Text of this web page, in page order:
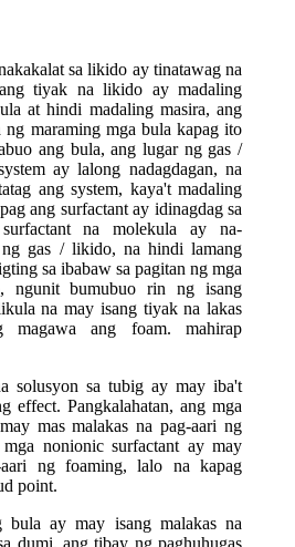
sa likido ay tinatawag na
tiyak na likido ay madaling
at hindi madaling masira, ang
maraming mga bula kapag ito
ang bula, ang lugar ng gas /
ay lalong nadagdagan, na
ang system, kaya't madaling
ang surfactant ay idinagdag sa
na molekula ay na-
ng gas / likido, na hindi lamang
sa ibabaw sa pagitan ng mga
ngunit bumubuo rin ng isang
na may isang tiyak na lakas
magawa ang foam. mahirap
solusyon sa tubig ay may iba't
effect. Pangkalahatan, ang mga
mas malakas na pag-aari ng
nonionic surfactant ay may
ng foaming, lalo na kapag
point.
ay may isang malakas na
dumi, ang tibay ng paghuhugas